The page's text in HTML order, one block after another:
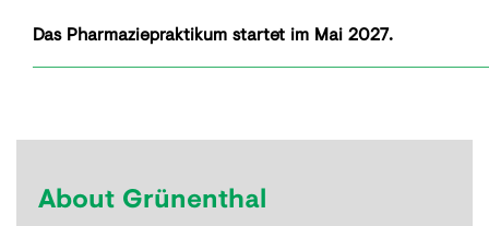
Das Pharmaziepraktikum startet im Mai 2027.
About Grünenthal